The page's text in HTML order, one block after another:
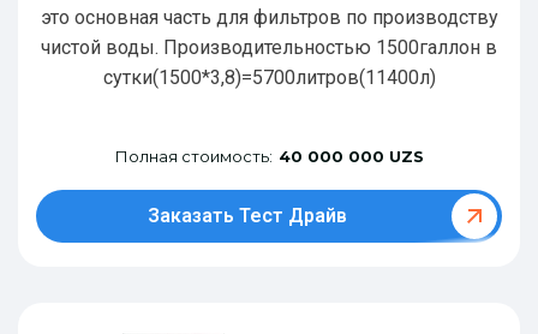
это основная часть для фильтров по производству
чистой воды. Производительностью 1500галлон в
сутки(1500*3,8)=5700литров(11400л)
Полная стоимость: 40 000 000 UZS
Заказать Тест Драйв